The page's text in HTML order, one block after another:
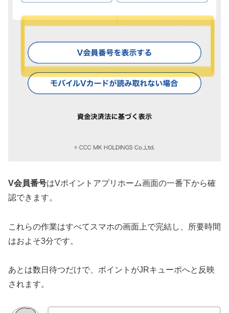
V会員番号はVポイントアプリホーム画面の一番下から確
認できます。
これらの作業はすべてスマホの画面上で完結し、所要時間
はおよそ3分です。
あとは数日待つだけで、ポイントがJRキューポへと反映
されます。